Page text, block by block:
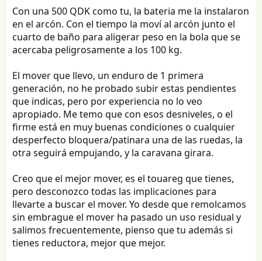
Con una 500 QDK como tu, la bateria me la instalaron
en el arcón. Con el tiempo la moví al arcón junto el
cuarto de baño para aligerar peso en la bola que se
acercaba peligrosamente a los 100 kg.
El mover que llevo, un enduro de 1 primera
generación, no he probado subir estas pendientes
que indicas, pero por experiencia no lo veo
apropiado. Me temo que con esos desniveles, o el
firme está en muy buenas condiciones o cualquier
desperfecto bloquera/patinara una de las ruedas, la
otra seguirá empujando, y la caravana girara.
Creo que el mejor mover, es el touareg que tienes,
pero desconozco todas las implicaciones para
llevarte a buscar el mover. Yo desde que remolcamos
sin embrague el mover ha pasado un uso residual y
salimos frecuentemente, pienso que tu además si
tienes reductora, mejor que mejor.